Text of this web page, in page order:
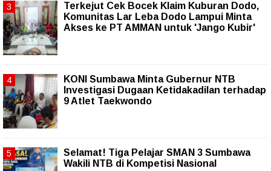
Terkejut Cek Bocek Klaim Kuburan Dodo,
Komunitas Lar Leba Dodo Lampui Minta
Akses ke PT AMMAN untuk 'Jango Kubir'
KONI Sumbawa Minta Gubernur NTB
Investigasi Dugaan Ketidakadilan terhadap
9 Atlet Taekwondo
Selamat! Tiga Pelajar SMAN 3 Sumbawa
Wakili NTB di Kompetisi Nasional